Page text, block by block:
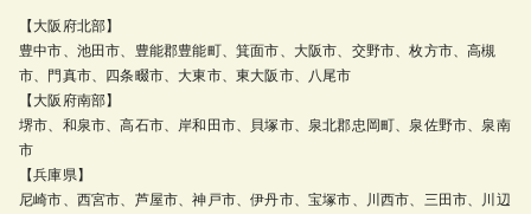
【大阪府北部】
豊中市、池田市、豊能郡豊能町、箕面市、大阪市、交野市、枚方市、高槻
市、門真市、四条畷市、大東市、東大阪市、八尾市
【大阪府南部】
堺市、和泉市、高石市、岸和田市、貝塚市、泉北郡忠岡町、泉佐野市、泉南
市
【兵庫県】
尼崎市、西宮市、芦屋市、神戸市、伊丹市、宝塚市、川西市、三田市、川辺